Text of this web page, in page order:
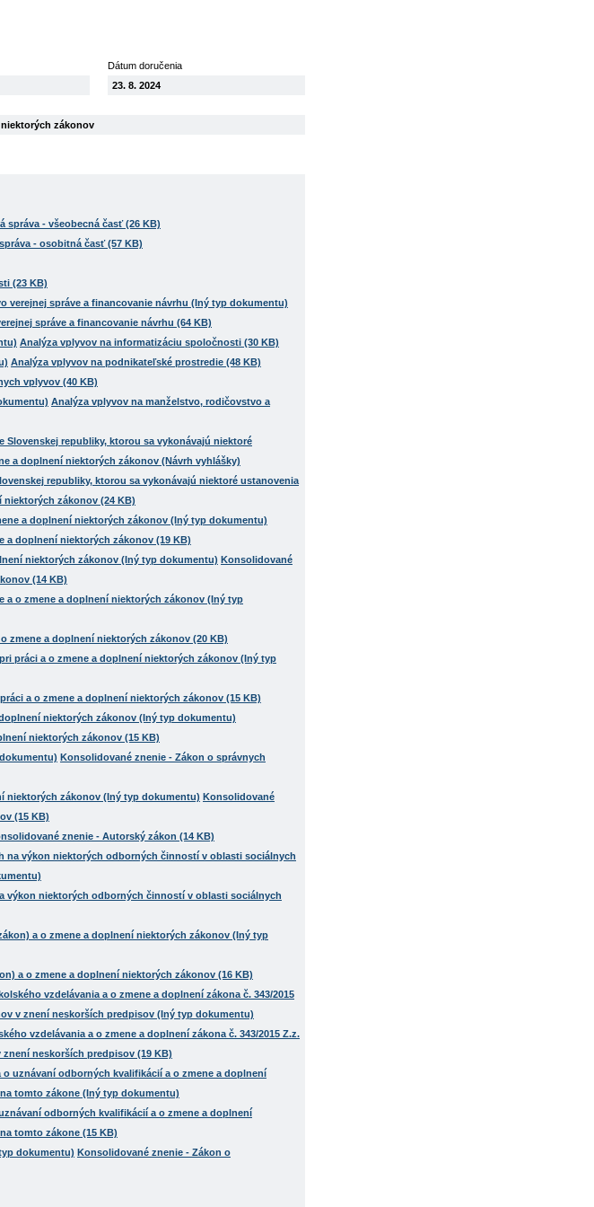
Dátum doručenia
23. 8. 2024
zákonov
správa - všeobecná časť (26 KB)
- osobitná časť (57 KB)
(23 KB)
správe a financovanie návrhu (64 KB)
Analýza vplyvov na informatizáciu spoločnosti (30 KB)
Analýza vplyvov na podnikateľské prostredie (48 KB)
vplyvov (40 KB)
Analýza vplyvov na manželstvo, rodičovstvo a
republiky, ktorou sa vykonávajú niektoré ustanovenia
niektorých zákonov (24 KB)
a doplnení niektorých zákonov (19 KB)
Konsolidované
(14 KB)
zmene a doplnení niektorých zákonov (20 KB)
a o zmene a doplnení niektorých zákonov (15 KB)
niektorých zákonov (15 KB)
Konsolidované znenie - Zákon o správnych
Konsolidované
(15 KB)
znenie - Autorský zákon (14 KB)
výkon niektorých odborných činností v oblasti sociálnych
a o zmene a doplnení niektorých zákonov (16 KB)
vzdelávania a o zmene a doplnení zákona č. 343/2015 Z.z.
neskorších predpisov (19 KB)
odborných kvalifikácií a o zmene a doplnení
tomto zákone (15 KB)
Konsolidované znenie - Zákon o